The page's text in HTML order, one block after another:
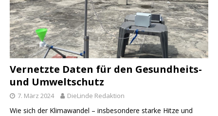
Vernetzte Daten für den Gesundheits-
und Umweltschutz
7. März 2024 DieLinde Redaktion
Wie sich der Klimawandel – insbesondere starke Hitze und